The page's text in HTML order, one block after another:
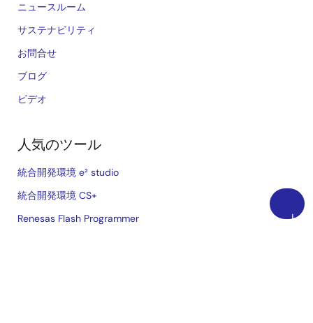
上
ニュースルーム
サステナビリティ
お問合せ
ブログ
ビデオ
人気のツール
統合開発環境 e² studio
統合開発環境 CS+
Renesas Flash Programmer